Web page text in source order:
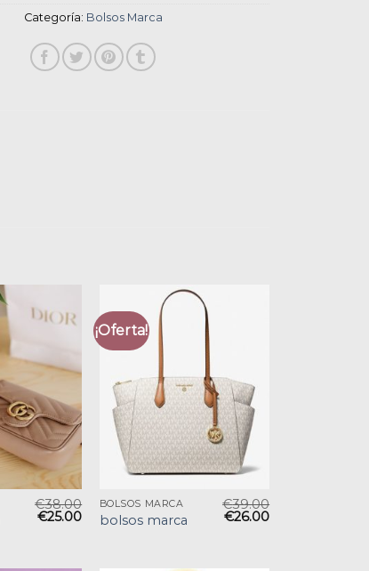
Categoría: Bolsos Marca
€38.00
€25.00
¡Oferta!
BOLSOS MARCA
bolsos marca
€39.00
€26.00